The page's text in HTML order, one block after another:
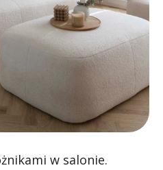
w salonie.